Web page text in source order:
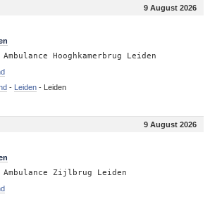
9 August 2026
Ambulance Hooghkamerbrug Leiden
- Leiden- Leiden
9 August 2026
Ambulance Zijlbrug Leiden